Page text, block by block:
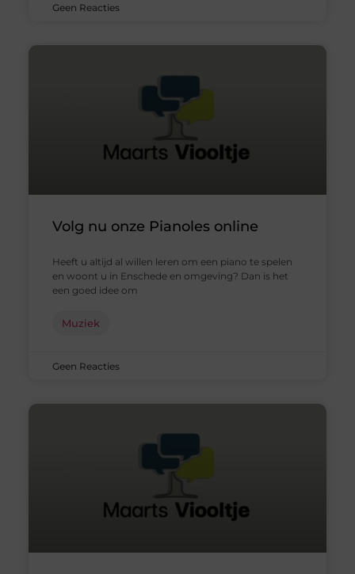
Geen Reacties
Volg nu onze Pianoles online
Heeft u altijd al willen leren om een piano te spelen
en woont u in Enschede en omgeving? Dan is het
een goed idee om
Muziek
Geen Reacties